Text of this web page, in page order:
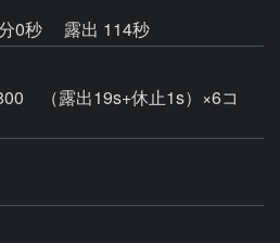
0秒
露出 114秒
（露出19s+休止1s）×6コ